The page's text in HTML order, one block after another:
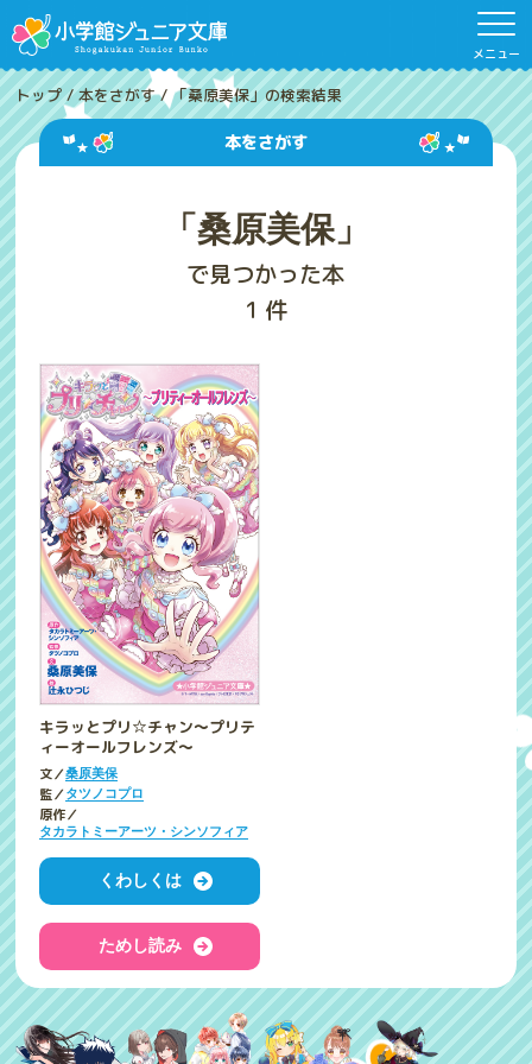
メニュー
トップ /本をさがす /「桑原美保」の検索結果
本をさがす
「桑原美保」
で見つかった本
1 件
キラッとプリ☆チャン～プリテ
ィーオールフレンズ～
文／桑原美保
監／タツノコプロ
原作／
タカラトミーアーツ・シンソフィア
くわしくは
ためし読み